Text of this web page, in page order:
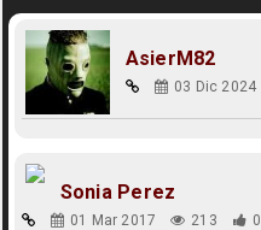
AsierM82
03 Dic 2024
Sonia Perez
01 Mar 2017 213 0